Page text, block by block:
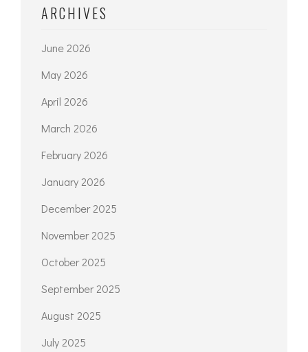
ARCHIVES
June 2026
May 2026
April 2026
March 2026
February 2026
January 2026
December 2025
November 2025
October 2025
September 2025
August 2025
July 2025